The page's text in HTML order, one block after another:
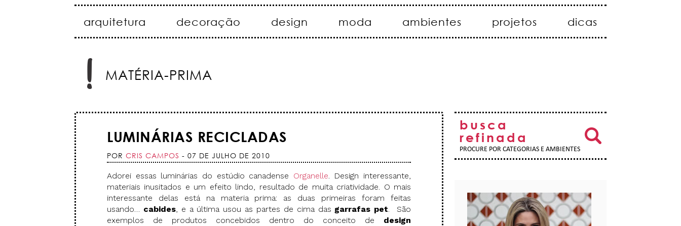
arquitetura decoração design moda ambientes projetos dicas
MATÉRIA-PRIMA
LUMINÁRIAS RECICLADAS
POR CRIS CAMPOS - 07 DE JULHO DE 2010
Adorei essas luminárias do estúdio canadense Organelle. Design interessante,
materiais inusitados e um efeito lindo, resultado de muita criatividade. O mais
interessante delas está na materia prima: as duas primeiras foram feitas
usando… cabides, e a última usou as partes de cima das garrafas pet. São
exemplos de produtos concebidos dentro do conceito de design
busca
refinada
PROCURE POR CATEGORIAS E AMBIENTES